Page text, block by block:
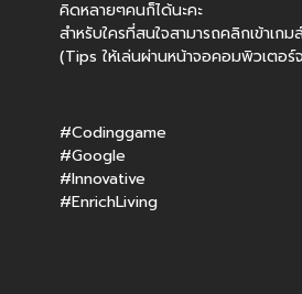
คิดหลายๆคนก็ได้นะคะ
สำหรับใครที่สนใจสามารถคลิกเข้าเก
(Tips ให้เล่นผ่านหน้าจอคอมพิวเตอร์
#Codinggame
#Google
#Innovative
#EnrichLiving